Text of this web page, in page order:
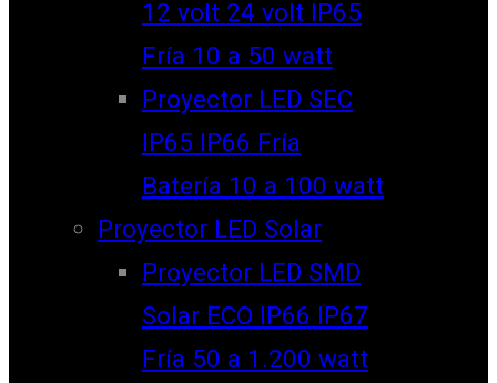
12 volt 24 volt IP65
Fría 10 a 50 watt
Proyector LED SEC
IP65 IP66 Fría
Batería 10 a 100 watt
Proyector LED Solar
Proyector LED SMD
Solar ECO IP66 IP67
Fría 50 a 1.200 watt